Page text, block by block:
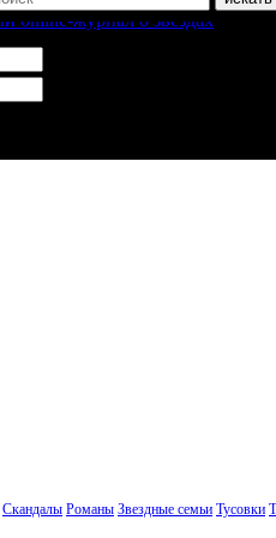
Скандалы Романы Звездные семьи Тусовки